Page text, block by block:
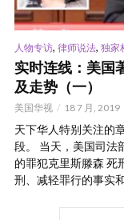
人物专访, 律师说法, 独家
实时连线：美国
及走势（一）
美国华视 18 7 月, 2019
天下华人特别关注的
段。 当天，美国司法
的罪犯克里斯滕森 死
刑、减轻罪行的事实